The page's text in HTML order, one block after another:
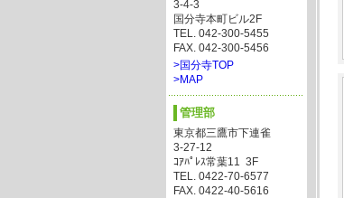
3-4-3
国分寺本町ビル2F
TEL. 042-300-5455
FAX. 042-300-5456
>国分寺TOP
>MAP
管理部
東京都三鷹市下連雀
3-27-12
ｺｱﾊﾟﾚｽ常葉11 3F
TEL. 0422-70-6577
FAX. 0422-40-5616